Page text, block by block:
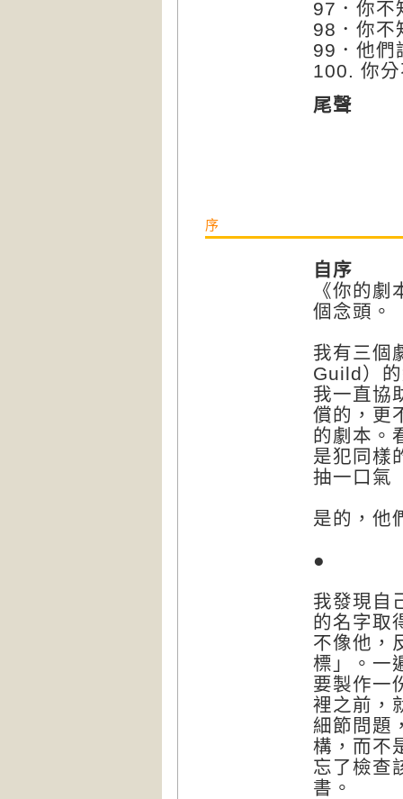
97．你不
98．你不
99．他們
100. 你
尾聲
序
自序
《你的
個念頭。
我有三個
Guild）
我一直協
償的，更
的劇本。
是犯同樣
抽一口
是的，他
●
我發現自
的名字取
不像他，
標」。一
要製作一
裡之前，
細節問題
構，而不
忘了檢查
書。